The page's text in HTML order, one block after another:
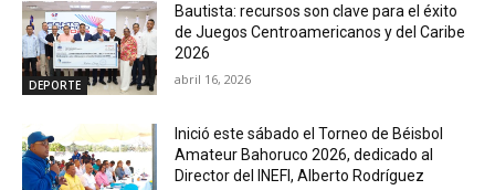
DEPORTE
Bautista: recursos son clave para el éxito
de Juegos Centroamericanos y del Caribe
2026
abril 16, 2026
Inició este sábado el Torneo de Béisbol
Amateur Bahoruco 2026, dedicado al
Director del INEFI, Alberto Rodríguez